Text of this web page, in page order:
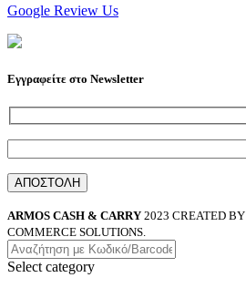
Google Review Us
Εγγραφείτε στο Newsletter
ARMOS CASH & CARRY 2023 CREATED BY
COMMERCE SOLUTIONS.
Select category